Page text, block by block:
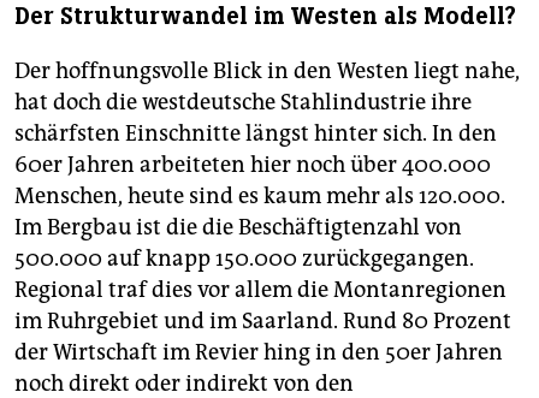
Der Strukturwandel im Westen als Modell?
Der hoffnungsvolle Blick in den Westen liegt nahe,
hat doch die westdeutsche Stahlindustrie ihre
schärfsten Einschnitte längst hinter sich. In den
60er Jahren arbeiteten hier noch über 400.000
Menschen, heute sind es kaum mehr als 120.000.
Im Bergbau ist die die Beschäftigtenzahl von
500.000 auf knapp 150.000 zurückgegangen.
Regional traf dies vor allem die Montanregionen
im Ruhrgebiet und im Saarland. Rund 80 Prozent
der Wirtschaft im Revier hing in den 50er Jahren
noch direkt oder indirekt von den